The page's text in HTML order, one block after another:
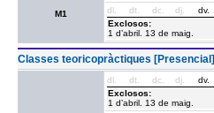
M1
dl.
dt. dc. dj. dv.
Exclosos:
1 d’abril. 13 de maig.
Classes teoricopràctiques [Presencial]
dl. dt. dc. dj. dv.
Exclosos:
1 d’abril. 13 de maig.